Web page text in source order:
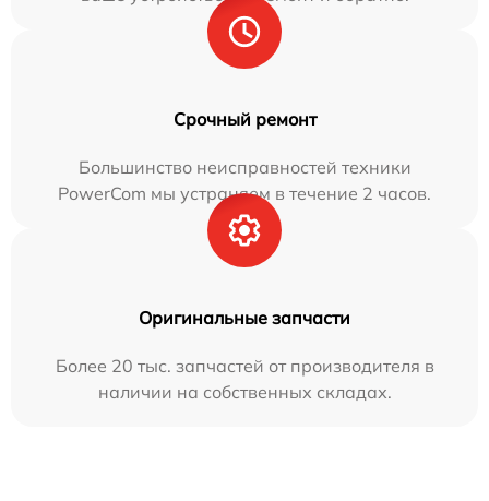
Срочный ремонт
Большинство неисправностей техники
PowerCom мы устраняем в течение 2 часов.
Оригинальные запчасти
Более 20 тыс. запчастей от производителя в
наличии на собственных складах.